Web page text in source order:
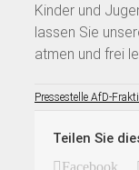
Kinder und
lassen Sie
atmen und frei
Pressestelle AfD-
Teilen Sie
Facebook